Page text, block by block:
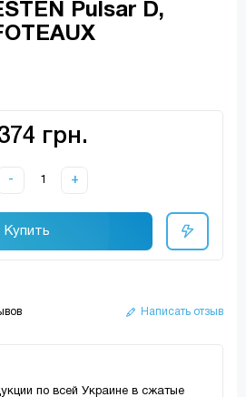
Pulsar D,
грн.
- +
Купить
Написать отзыв
по всей Украине в сжатые